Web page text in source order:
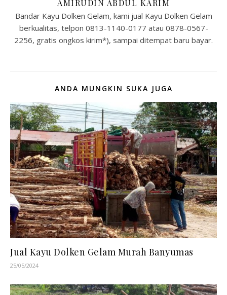
AMIRUDIN ABDUL KARIM
Bandar Kayu Dolken Gelam, kami jual Kayu Dolken Gelam
berkualitas, telpon 0813-1140-0177 atau 0878-0567-
2256, gratis ongkos kirim*), sampai ditempat baru bayar.
ANDA MUNGKIN SUKA JUGA
Jual Kayu Dolken Gelam Murah Banyumas
25/05/2024